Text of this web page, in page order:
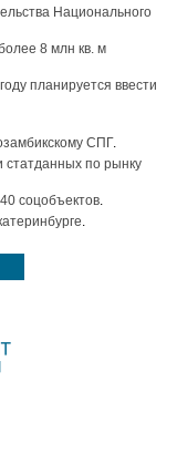
Национального
8 млн кв. м
планируется ввести
СПГ.
статданных по рынку
соцобъектов.
.